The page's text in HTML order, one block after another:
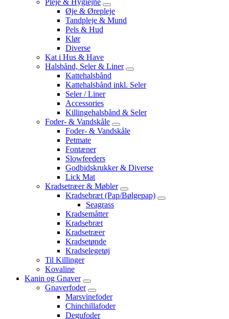
Øje & Ørepleje
Tandpleje & Mund
Pels & Hud
Klør
Diverse
Kat i Hus & Have
Halsbånd, Seler & Liner
Kattehalsbånd
Kattehalsbånd inkl. Seler
Seler / Liner
Accessories
Killingehalsbånd & Seler
Foder- & Vandskåle
Foder- & Vandskåle
Petmate
Fontæner
Slowfeeders
Godbidskrukker & Diverse
Lick Mat
Kradsetræer & Møbler
Kradsebræt (Pap/Bølgepap)
Seagrass
Kradsemåtter
Kradsebræt
Kradsetræer
Kradsetønde
Kradselegetøj
Til Killinger
Kovaline
Kanin og Gnaver
Gnaverfoder
Marsvinefoder
Chinchillafoder
Degufoder